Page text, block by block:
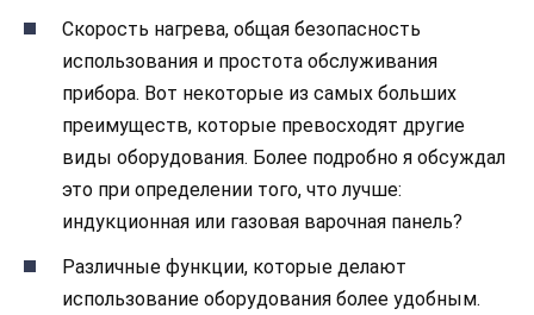
Скорость нагрева, общая безопасность
использования и простота обслуживания
прибора. Вот некоторые из самых больших
преимуществ, которые превосходят другие
виды оборудования. Более подробно я обсуждал
это при определении того, что лучше:
индукционная или газовая варочная панель?
Различные функции, которые делают
использование оборудования более удобным.